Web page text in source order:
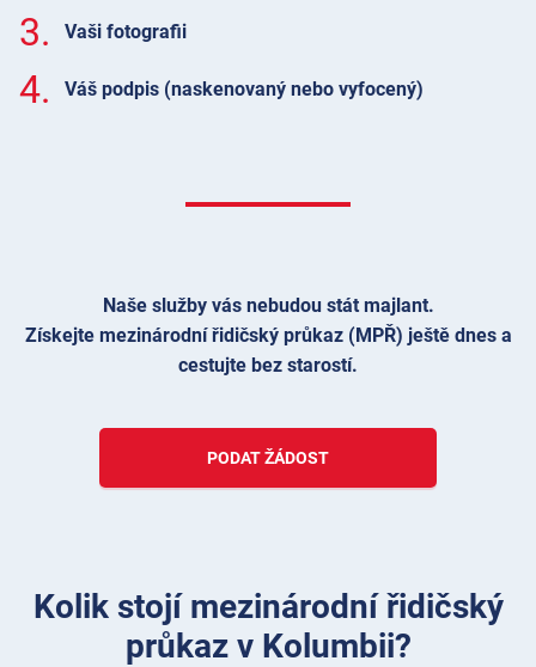
3. Vaši fotografii
4. Váš podpis (naskenovaný nebo vyfocený)
Naše služby vás nebudou stát majlant.
Získejte mezinárodní řidičský průkaz (MPŘ) ještě dnes a
cestujte bez starostí.
PODAT ŽÁDOST
Kolik stojí mezinárodní řidičský
průkaz v Kolumbii?